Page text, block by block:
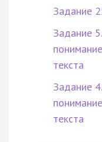
Задание
Задание
текста
Задание
текста